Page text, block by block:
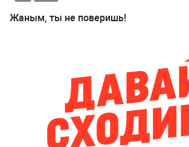
Жаным, ты не поверишь!